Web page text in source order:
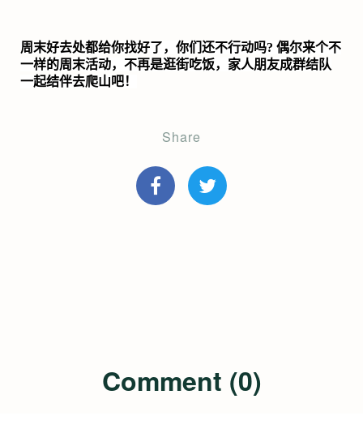
周末好去处都给你找好了，你们还不行动吗? 偶尔来个不
一样的周末活动，不再是逛街吃饭，家人朋友成群结队
一起结伴去爬山吧！
Share
Comment (0)